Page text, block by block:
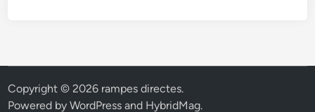
Copyright © 2026 rampes directes.
Powered byWordPress and HybridMag.